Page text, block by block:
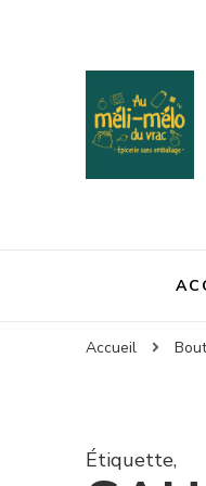
Accueil
Étiquette,